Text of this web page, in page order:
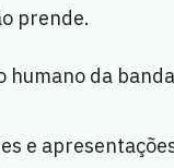
prende.
humano da
e